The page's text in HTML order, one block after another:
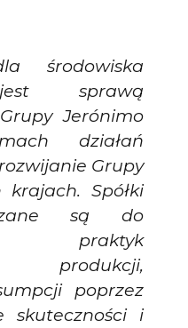
środowiska
sprawą
Jerónimo
działań
Grupy
krajach. Spółki
są do
praktyk
produkcji,
poprzez
skuteczności i